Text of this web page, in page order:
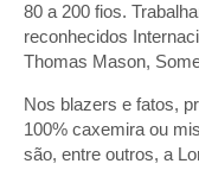
80 a 200 fios.
reconhecidos
Thomas Mason,
Nos blazers e fatos,
100% caxemira ou
são, entre outros, a